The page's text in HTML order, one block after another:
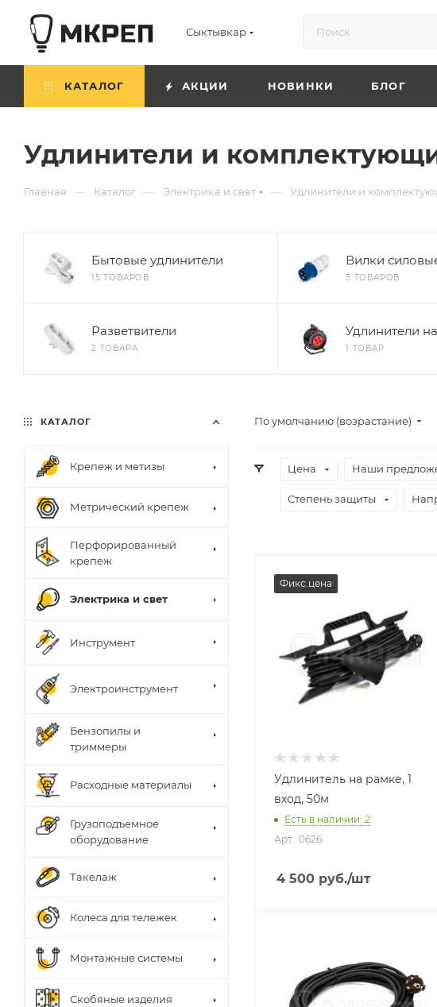
Сыктывкар
КАТАЛОГ АКЦИИ НОВИНКИ БЛОГ
Удлинители и
Главная — Каталог — Электрика и свет — Удлинители и
Бытовые удлинители
15 ТОВАРОВ
Вилки
5 ТОВАРОВ
Разветвители
2 ТОВАРА
Удлинители
1 ТОВАР
По умолчанию (возрастание)
Цена Наши
Степень защиты
Фикс.цена
Удлинитель на рамке, 1
вход, 50м
Есть в наличии: 2
Арт.: 0626
4 500 руб./шт
КАТАЛОГ
Крепеж и метизы
Метрический крепеж
Перфорированный
крепеж
Электрика и свет
Инструмент
Электроинструмент
Бензопилы и
триммеры
Расходные материалы
Грузоподъемное
оборудование
Такелаж
Колеса для тележек
Монтажные системы
Скобяные изделия